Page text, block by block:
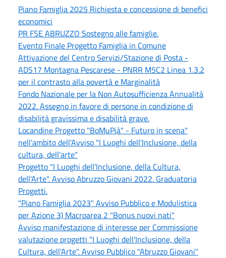
Piano Famiglia 2025 Richiesta e concessione di benefici
economici
PR FSE ABRUZZO Sostegno alle famiglie.
Evento Finale Progetto Famiglia in Comune
Attivazione del Centro Servizi/Stazione di Posta -
ADS17 Montagna Pescarese - PNRR M5C2 Linea 1.3.2
per il contrasto alla povertà e Marginalità
Fondo Nazionale per la Non Autosufficienza Annualità
2022. Assegno in favore di persone in condizione di
disabilità gravissima e disabilità grave.
Locandine Progetto "BoMuPià" - Futuro in scena"
nell'ambito dell'Avviso "I Luoghi dell'Inclusione, della
cultura, dell'arte"
Progetto "I Luoghi dell'Inclusione, della Cultura,
dell'Arte". Avviso Abruzzo Giovani 2022. Graduatoria
Progetti.
"Piano Famiglia 2023" Avviso Pubblico e Modulistica
per Azione 3) Macroarea 2 "Bonus nuovi nati"
Avviso manifestazione di interesse per Commissione
valutazione progetti "I Luoghi dell'Inclusione, della
Cultura, dell'Arte". Avviso Pubblico "Abruzzo Giovani"